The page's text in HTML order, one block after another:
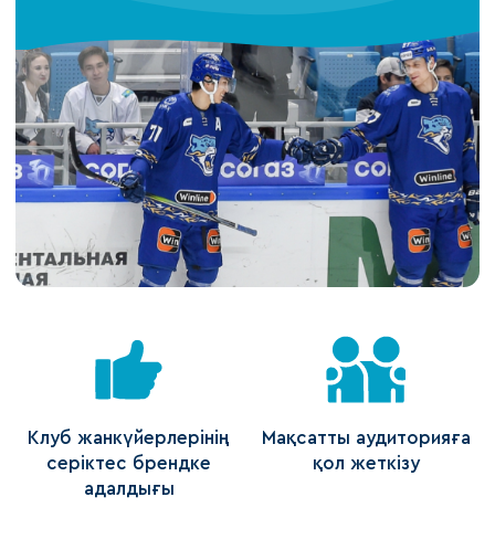
Клуб жанкүйерлерінің
серіктес брендке
адалдығы
Мақсатты аудиторияға
қол жеткізу